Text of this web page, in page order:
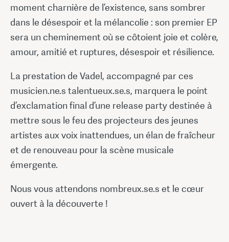
moment charnière de l’existence, sans sombrer
dans le désespoir et la mélancolie : son premier EP
sera un cheminement où se côtoient joie et colère,
amour, amitié et ruptures, désespoir et résilience.
La prestation de Vadel, accompagné par ces
musicien.ne.s talentueux.se.s, marquera le point
d’exclamation final d’une release party destinée à
mettre sous le feu des projecteurs des jeunes
artistes aux voix inattendues, un élan de fraîcheur
et de renouveau pour la scène musicale
émergente.
Nous vous attendons nombreux.se.s et le cœur
ouvert à la découverte !